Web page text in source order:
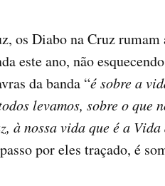
os Diabo na Cruz rumam
este ano, não
da banda “é sobre a
levamos, sobre o que
à nossa vida que é a Vida
por eles traçado, é